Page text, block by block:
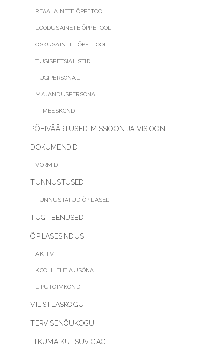
REAALAINETE ÕPPETOOL
LOODUSAINETE ÕPPETOOL
OSKUSAINETE ÕPPETOOL
TUGISPETSIALISTID
TUGIPERSONAL
MAJANDUSPERSONAL
IT-MEESKOND
PÕHIVÄÄRTUSED, MISSIOON JA VISIOON
DOKUMENDID
VORMID
TUNNUSTUSED
TUNNUSTATUD ÕPILASED
TUGITEENUSED
ÕPILASESINDUS
AKTIIV
KOOLILEHT AUSÕNA
LIPUTOIMKOND
VILISTLASKOGU
TERVISENÕUKOGU
LIIKUMA KUTSUV GAG